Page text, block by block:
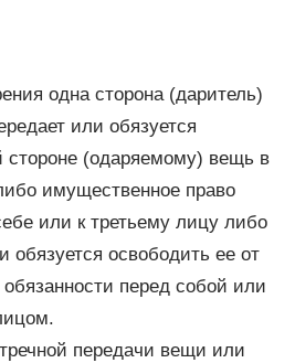
одна сторона (даритель)
или обязуется
стороне (одаряемому) вещь в
имущественное право
или к третьему лицу либо
обязуется освободить ее от
перед собой или
передачи вещи или